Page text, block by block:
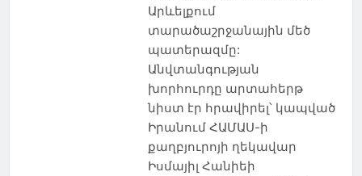
Արևելքում
տարածաշրջանային մեծ
պատերազմը:
Անվտանգության
խորհուրդը արտահերթ
նիստ էր հրավիրել՝ կապված
Իրանում ՀԱՄԱՍ-ի
քաղբյուրոյի ղեկավար
Իսմայիլ Հանիեի